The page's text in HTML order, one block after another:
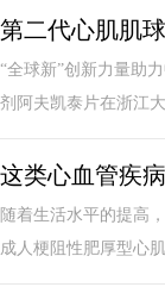
第二代心肌肌
“全球新”创新力量助
剂阿夫凯泰片在浙江
这类心血管疾
随着生活水平的提高
成人梗阻性肥厚型心